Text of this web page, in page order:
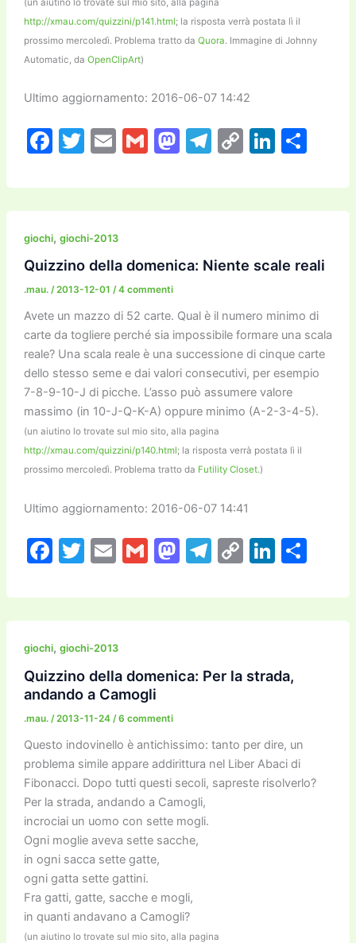
http://xmau.com/quizzini/p141.html; la risposta verrà postata lì il
prossimo mercoledì. Problema tratto da Quora. Immagine di Johnny
Automatic, da OpenClipArt)
Ultimo aggiornamento: 2016-06-07 14:42
F
c
e
b
o
o
k
T
itt
er
E
ai
l
G
ai
l
M
st
o
o
T
e
gr
m
C
p
y
n
Li
k
e
n
C
n
di
di
giochi, giochi-2013
Quizzino della domenica: Niente scale reali
.mau. /2013-12-01 /4 commenti
Avete un mazzo di 52 carte. Qual è il numero minimo di
carte da togliere perché sia impossibile formare una scala
reale? Una scala reale è una successione di cinque carte
dello stesso seme e dai valori consecutivi, per esempio
7-8-9-10-J di picche. L’asso può assumere valore
massimo (in 10-J-Q-K-A) oppure minimo (A-2-3-4-5).
(un aiutino lo trovate sul mio sito, alla pagina
http://xmau.com/quizzini/p140.html; la risposta verrà postata lì il
prossimo mercoledì. Problema tratto da Futility Closet.)
Ultimo aggiornamento: 2016-06-07 14:41
F
c
e
b
o
o
k
T
itt
er
E
ai
l
G
ai
l
M
st
o
o
T
e
gr
m
C
p
y
n
Li
k
e
n
C
n
di
giochi, giochi-2013
Quizzino della domenica: Per la strada,
andando a Camogli
.mau. /2013-11-24 /6 commenti
Questo indovinello è antichissimo: tanto per dire, un
problema simile appare addirittura nel Liber Abaci di
Fibonacci. Dopo tutti questi secoli, sapreste risolverlo?
Per la strada, andando a Camogli,
incrociai un uomo con sette mogli.
Ogni moglie aveva sette sacche,
in ogni sacca sette gatte,
ogni gatta sette gattini.
Fra gatti, gatte, sacche e mogli,
in quanti andavano a Camogli?
(un aiutino lo trovate sul mio sito, alla pagina